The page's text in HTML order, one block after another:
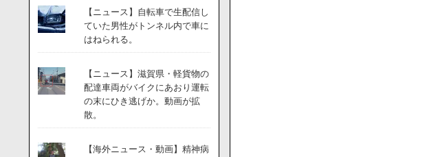
【ニュース】自転車で生配信し
ていた男性がトンネル内で車に
はねられる。
【ニュース】滋賀県・軽貨物の
配達車両がバイクにあおり運転
の末にひき逃げか。動画が拡
散。
【海外ニュース・動画】精神病